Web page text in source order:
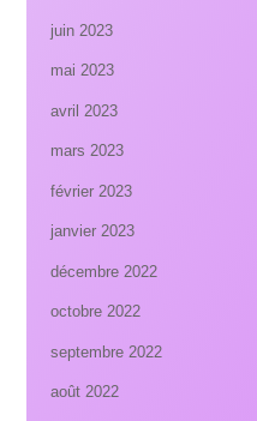
juin 2023
mai 2023
avril 2023
mars 2023
février 2023
janvier 2023
décembre 2022
octobre 2022
septembre 2022
août 2022